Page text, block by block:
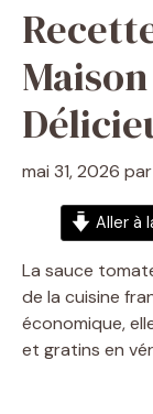
mai 31, 2026 par
Aller à
La sauce
de la cuisine
économique,
et gratins en